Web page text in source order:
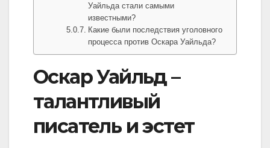
Уайльда стали самыми
известными?
Какие были последствия уголовного
процесса против Оскара Уайльда?
Оскар Уайльд –
талантливый
писатель и эстет